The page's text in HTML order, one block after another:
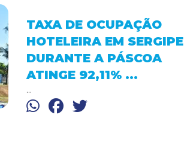
TAXA DE OCUPAÇÃO
HOTELEIRA EM SERGIPE
DURANTE A PÁSCOA
ATINGE 92,11% ...
...